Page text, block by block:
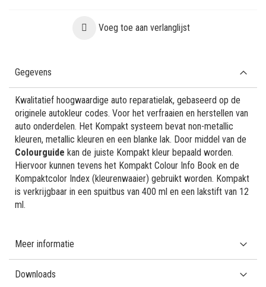
Voeg toe aan verlanglijst
Gegevens
Kwalitatief hoogwaardige auto reparatielak, gebaseerd op de
originele autokleur codes. Voor het verfraaien en herstellen van
auto onderdelen. Het Kompakt systeem bevat non-metallic
kleuren, metallic kleuren en een blanke lak. Door middel van de
Colourguide kan de juiste Kompakt kleur bepaald worden.
Hiervoor kunnen tevens het Kompakt Colour Info Book en de
Kompaktcolor Index (kleurenwaaier) gebruikt worden. Kompakt
is verkrijgbaar in een spuitbus van 400 ml en een lakstift van 12
ml.
Meer informatie
Downloads